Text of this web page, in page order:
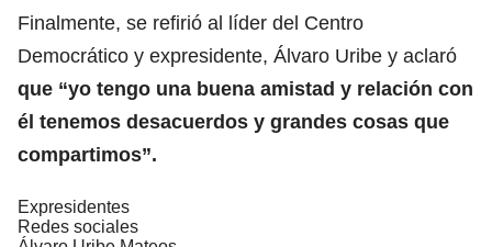
Finalmente, se refirió al líder del Centro
Democrático y expresidente, Álvaro Uribe y aclaró
que “yo tengo una buena amistad y relación con
él tenemos desacuerdos y grandes cosas que
compartimos”.
Expresidentes
Redes sociales